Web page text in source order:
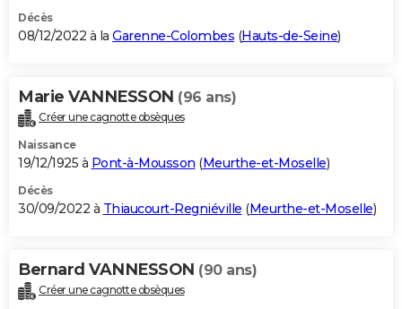
Décès
08/12/2022 à la Garenne-Colombes (Hauts-de-Seine)
Marie VANNESSON (96 ans)
Créer une cagnotte obsèques
Naissance
19/12/1925 à Pont-à-Mousson (Meurthe-et-Moselle)
Décès
30/09/2022 à Thiaucourt-Regniéville (Meurthe-et-Moselle)
Bernard VANNESSON (90 ans)
Créer une cagnotte obsèques